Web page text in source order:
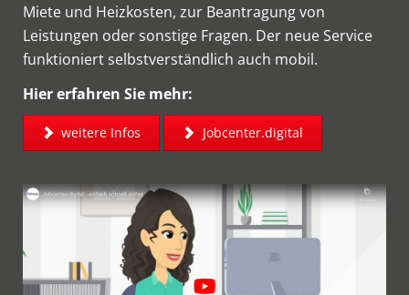
Miete und Heizkosten, zur Beantragung von
Leistungen oder sonstige Fragen. Der neue Service
funktioniert selbstverständlich auch mobil.
Hier erfahren Sie mehr:
weitere Infos Jobcenter.digital